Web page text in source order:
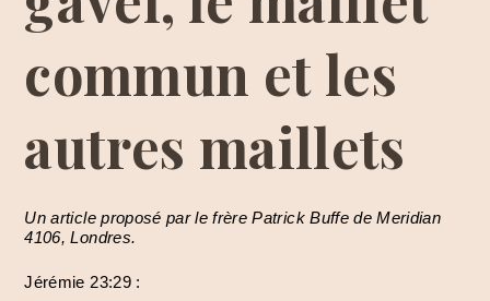
commun et les
autres maillets
Un article proposé par le frère Patrick Buffe de Meridian
4106, Londres.
Jérémie 23:29 :